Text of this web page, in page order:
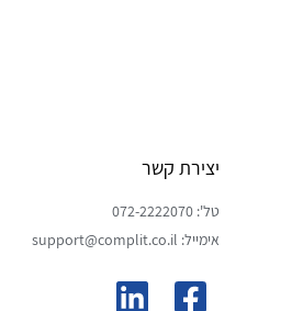
יצירת קשר
טל': 072-2222070
אימייל: support@complit.co.il